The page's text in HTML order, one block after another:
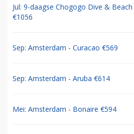
Jul: 9-daagse Chogogo Dive &
€1056
Sep: Amsterdam - Curacao €569
Sep: Amsterdam - Aruba €614
Mei: Amsterdam - Bonaire €594